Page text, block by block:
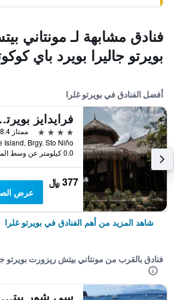
فنادق مشابهة لـ مونتاني
بويرتو جاليرا بويرد باي
أفضل الفنادق في بويرتو غلرا
4 نجوم
ممتاز 8.4
0.0 كيلومتر عن وسط المدينة
377 ﷼
عرض
شاهد المزيد من أهم الفنادق في بويرتو غلرا
فنادق بالقرب من مونتاني بيتش ريزورت بويرتو
سي شور بيتش ريزورت